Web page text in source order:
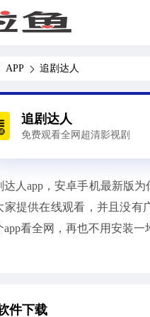
APP 追剧达人
追剧达人
免费观看全网超清影视剧
达人app，安卓手机最新版
家提供在线观看，并且没有
app看全网，再也不用安装一
件下载